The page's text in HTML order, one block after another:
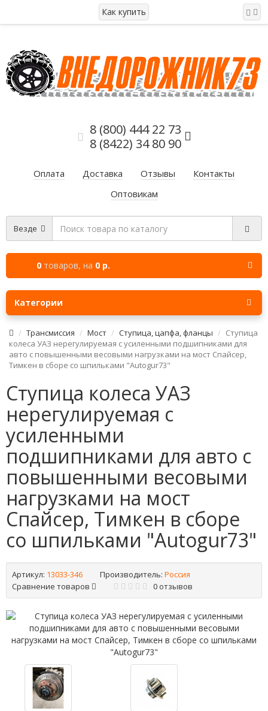
Как купить
8 (800) 444 22 73
8 (8422) 34 80 90
Оплата Доставка Отзывы
Контакты
Оптовикам
Везде
0 товаров, на 0 р.
Категории
Трансмиссия Мост Ступица, цапфа, фланцы
Ступица
колеса УАЗ нерегулируемая с усиленными подшипниками для
авто с повышенными весовыми нагрузками на мост Спайсер,
Тимкен в сборе со шпильками "Autogur73"
Ступица колеса УАЗ
нерегулируемая с
усиленными
подшипниками для авто с
повышенными весовыми
нагрузками на мост
Спайсер, Тимкен в сборе
со шпильками "Autogur73"
Артикул: 13033-346 Производитель: Россия
Сравнение товаров
0 отзывов